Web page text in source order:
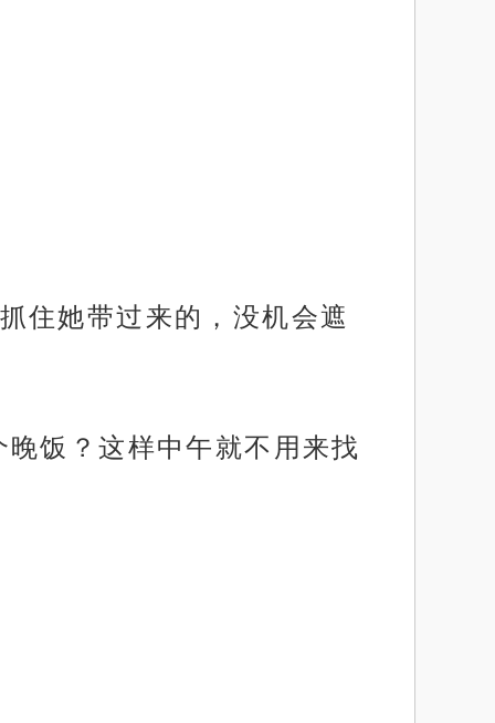
住她带过来的，没机会遮
饭？这样中午就不用来找